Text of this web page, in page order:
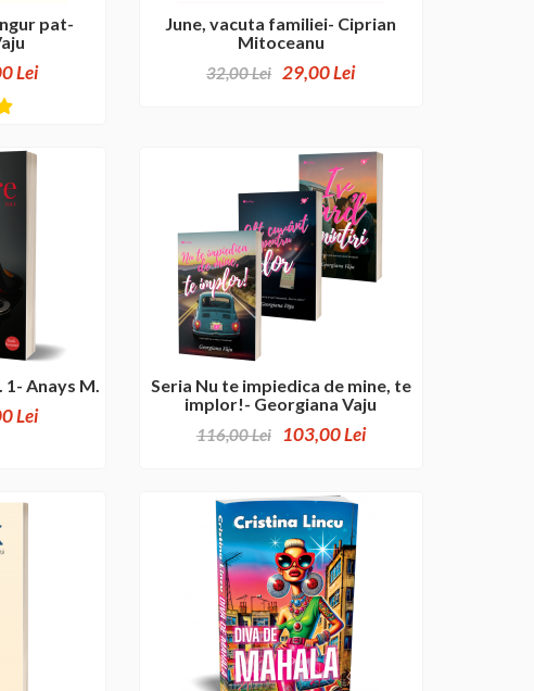
pat-
Lei
June, vacuta familiei- Ciprian
Mitoceanu
32,00 Lei 29,00 Lei
Anays M.
Lei
Seria Nu te impiedica de mine, te
implor!- Georgiana Vaju
116,00 Lei 103,00 Lei